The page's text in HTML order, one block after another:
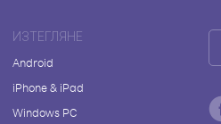
ИЗТЕГЛЯНЕ
Android
iPhone & iPad
Windows PC